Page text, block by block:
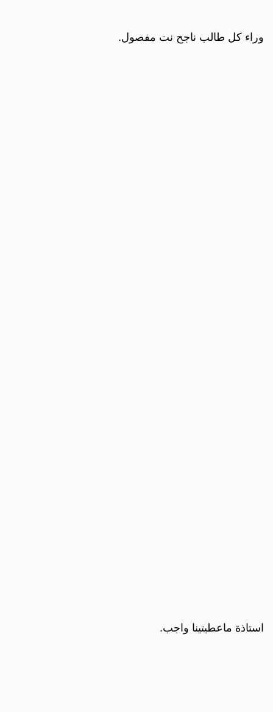
وراء كل طالب ناجح نت مفصول.
استاذة ماعطيتينا واجب.